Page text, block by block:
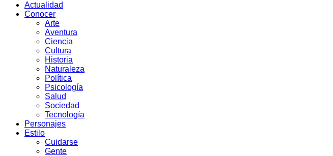
Actualidad
Conocer
Arte
Aventura
Ciencia
Cultura
Historia
Naturaleza
Política
Psicología
Salud
Sociedad
Tecnología
Personajes
Estilo
Cuidarse
Gente